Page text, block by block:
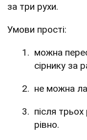
за три рухи.
Умови прості:
можна
сірнику за
не можна
після
рівно.